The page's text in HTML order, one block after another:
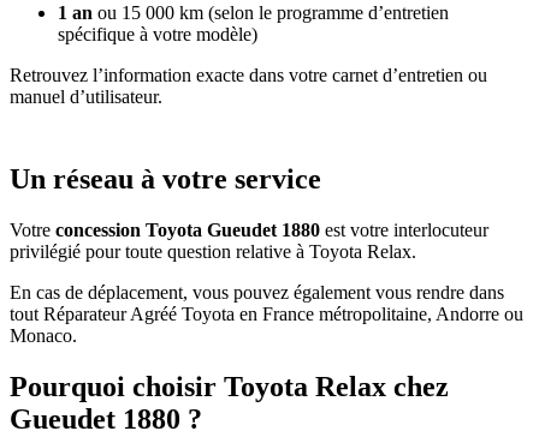
1 an ou 15 000 km (selon le programme d’entretien
spécifique à votre modèle)
Retrouvez l’information exacte dans votre carnet d’entretien ou
manuel d’utilisateur.
Un réseau à votre service
Votre concession Toyota Gueudet 1880 est votre interlocuteur
privilégié pour toute question relative à Toyota Relax.
En cas de déplacement, vous pouvez également vous rendre dans
tout Réparateur Agréé Toyota en France métropolitaine, Andorre ou
Monaco.
Pourquoi choisir Toyota Relax chez
Gueudet 1880 ?